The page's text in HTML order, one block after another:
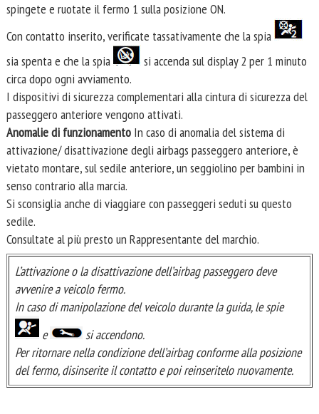
spingete e ruotate il fermo 1 sulla posizione ON.
Con contatto inserito, verificate tassativamente che la spia
sia spenta e che la spia
si accenda sul display 2 per 1 minuto
circa dopo ogni avviamento.
I dispositivi di sicurezza complementari alla cintura di sicurezza del
passeggero anteriore vengono attivati.
Anomalie di funzionamentoIn caso di anomalia del sistema di
attivazione/ disattivazione degli airbags passeggero anteriore, è
vietato montare, sul sedile anteriore, un seggiolino per bambini in
senso contrario alla marcia.
Si sconsiglia anche di viaggiare con passeggeri seduti su questo
sedile.
Consultate al più presto un Rappresentante del marchio.
L’attivazione o la disattivazione dell’airbag passeggero deve
avvenire a veicolo fermo.
In caso di manipolazione del veicolo durante la guida, le spie
e
si accendono.
Per ritornare nella condizione dell’airbag conforme alla posizione
del fermo, disinserite il contatto e poi reinseritelo nuovamente.